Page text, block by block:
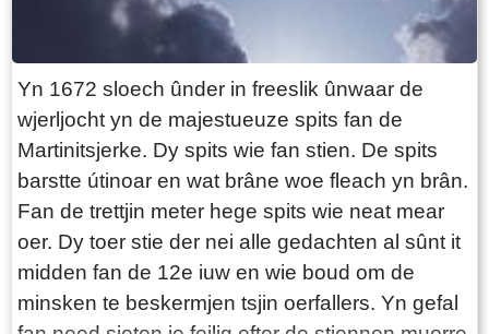
Yn 1672 sloech ûnder in freeslik ûnwaar de
wjerljocht yn de majestueuze spits fan de
Martinitsjerke. Dy spits wie fan stien. De spits
barstte útinoar en wat brâne woe fleach yn brân.
Fan de trettjin meter hege spits wie neat mear
oer. Dy toer stie der nei alle gedachten al sûnt it
midden fan de 12e iuw en wie boud om de
minsken te beskermjen tsjin oerfallers. Yn gefal